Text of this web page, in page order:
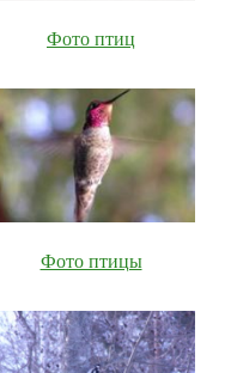
Фото птиц
Фото птицы